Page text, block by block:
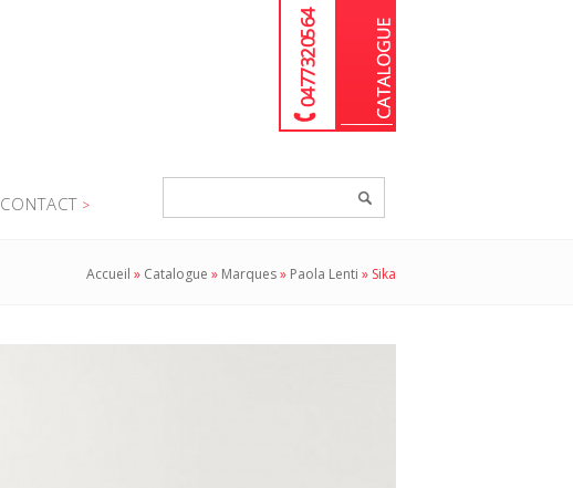
04 77 32 05 64
CONTACT
Accueil » Catalogue » Marques» Paola Lenti » Sika